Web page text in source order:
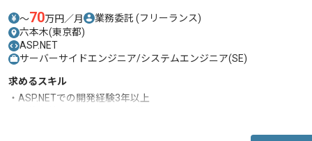
〜70万円／月 業務委託 (フリーランス)
六本木(東京都)
ASP.NET
サーバーサイドエンジニア/システムエンジニア(SE)
求めるスキル
・ASP.NETでの開発経験3年以上